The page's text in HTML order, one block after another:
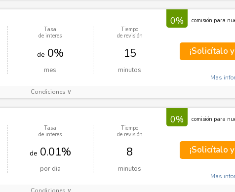
Tasa
de interes
de0%
mes
Tiempo
de revisión
15
minutos
0% comisión para
¡Solicítalo
Mas
Condiciones ∨
Tasa
de interes
de0.01%
por dia
Tiempo
de revisión
8
minutos
0% comisión para
¡Solicítalo
Mas